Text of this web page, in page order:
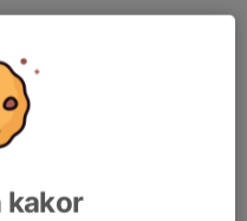
kakor